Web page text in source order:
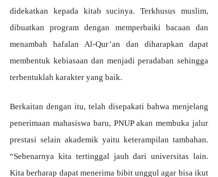
didekatkan kepada kitab sucinya. Terkhusus muslim,
dibuatkan program dengan memperbaiki bacaan dan
menambah hafalan Al-Qur’an dan diharapkan dapat
membentuk kebiasaan dan menjadi peradaban sehingga
terbentuklah karakter yang baik.
Berkaitan dengan itu, telah disepakati bahwa menjelang
penerimaan mahasiswa baru, PNUP akan membuka jalur
prestasi selain akademik yaitu keterampilan tambahan.
“Sebenarnya kita tertinggal jauh dari universitas lain.
Kita berharap dapat menerima bibit unggul agar bisa ikut